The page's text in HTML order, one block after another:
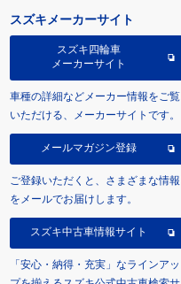
スズキメーカーサイト
スズキ四輪車
メーカーサイト
車種の詳細などメーカー情報をご覧
いただける、メーカーサイトです。
メールマガジン登録
ご登録いただくと、さまざまな情報
をメールでお届けします。
スズキ中古車情報サイト
「安心・納得・充実」なラインアッ